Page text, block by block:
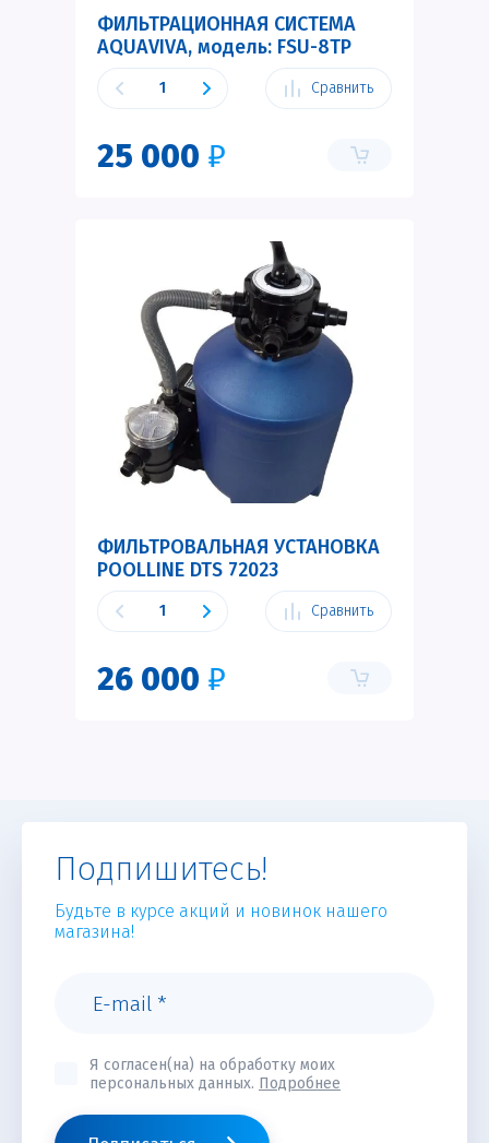
ФИЛЬТРАЦИОННАЯ СИСТЕМА
AQUAVIVA, модель: FSU-8TP
Сравнить
25 000 ₽
ФИЛЬТРОВАЛЬНАЯ УСТАНОВКА
POOLLINE DTS 72023
Сравнить
26 000 ₽
Подпишитесь!
Будьте в курсе акций и новинок нашего
магазина!
Я согласен(на) на обработку моих
персональных данных. Подробнее